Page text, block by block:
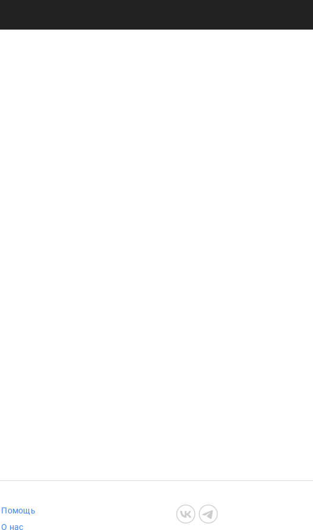
Помощь
О нас